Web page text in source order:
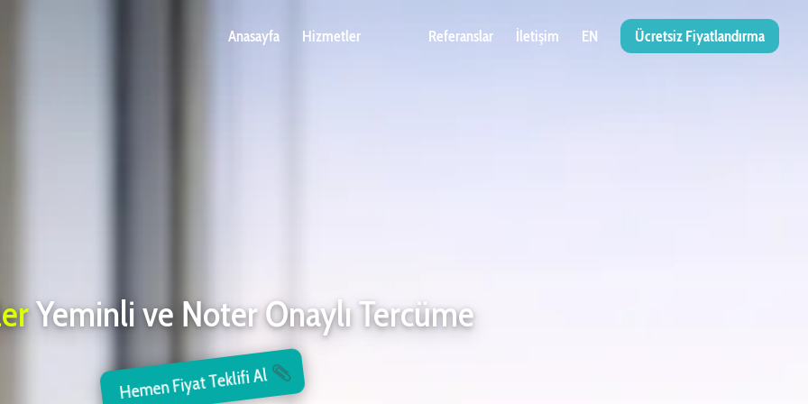
Anasayfa Hizmetler Referanslar İletişim EN Ücretsiz Fiyatlandırma
Yeminli ve Noter Onaylı Tercüme
Hemen Fiyat Teklifi Al